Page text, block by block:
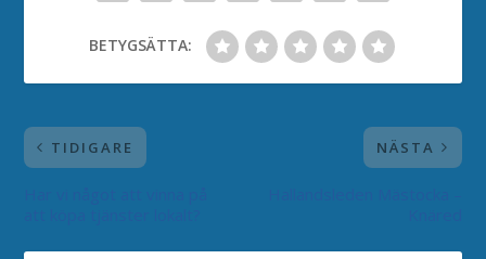
BETYGSÄTTA:
TIDIGARE NÄSTA